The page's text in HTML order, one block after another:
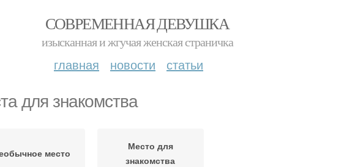
СОВРЕМЕННАЯ ДЕВУШКА
изысканная и жгучая женская страничка
главная новости статьи
для знакомства
место
Место для
знакомства